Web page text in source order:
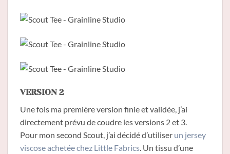
VERSION 2
Une fois ma première version finie et validée, j’ai
directement prévu de coudre les versions 2 et 3.
Pour mon second Scout, j’ai décidé d’utiliser un jersey
viscose achetée chez Little Fabrics. Un tissu d’une